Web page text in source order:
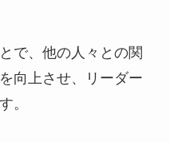
で、他の人々との関
向上させ、リーダー
。